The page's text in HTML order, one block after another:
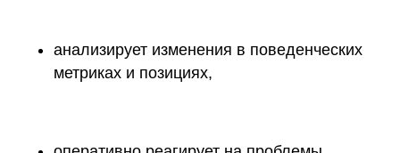
анализирует изменения в поведенческих
метриках и позициях,